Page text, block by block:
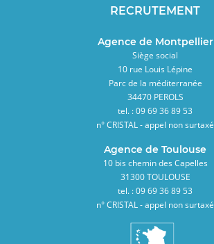
RECRUTEMENT
Agence de Montpellier
Siège social
10 rue Louis Lépine
Parc de la méditerranée
34470 PEROLS
tel. : 09 69 36 89 53
n° CRISTAL - appel non surtaxé
Agence de Toulouse
10 bis chemin des Capelles
31300 TOULOUSE
tel. : 09 69 36 89 53
n° CRISTAL - appel non surtaxé